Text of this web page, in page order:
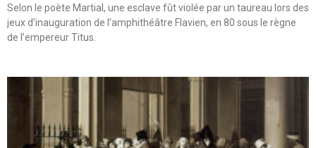
Selon le poète Martial, une esclave fût violée par un taureau lors des
jeux d’inauguration de l’amphithéâtre Flavien, en 80 sous le règne
de l’empereur Titus.